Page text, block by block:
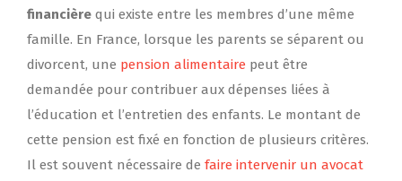
financière qui existe entre les membres d’une même
famille. En France, lorsque les parents se séparent ou
divorcent, une pension alimentaire peut être
demandée pour contribuer aux dépenses liées à
l’éducation et l’entretien des enfants. Le montant de
cette pension est fixé en fonction de plusieurs critères.
Il est souvent nécessaire de faire intervenir un avocat